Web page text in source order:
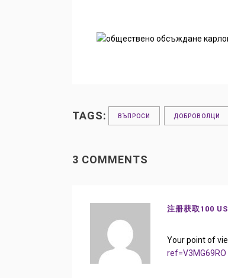
TAGS: ВЪПРОСИ ДОБРОВОЛЦИ
3 COMMENTS
注册获取100
Your point of
ref=V3MG69RO